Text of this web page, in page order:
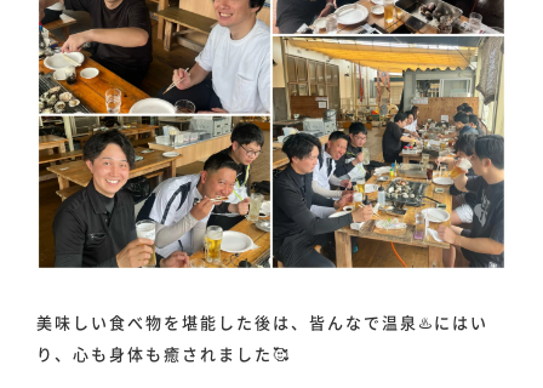
美味しい食べ物を堪能した後は、皆んなで温泉♨️にはい
り、心も身体も癒されました🥰